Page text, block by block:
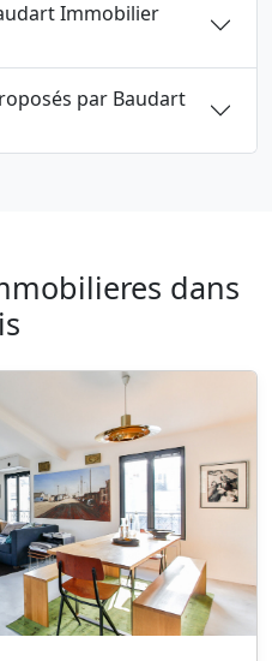
Immobilier
par Baudart
dans